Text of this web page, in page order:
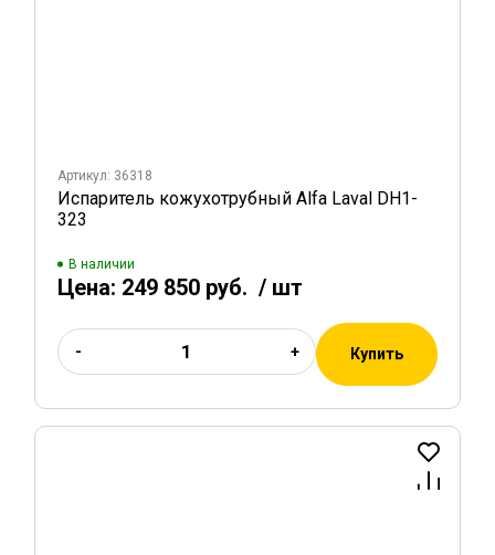
Артикул: 36318
Испаритель кожухотрубный Alfa Laval DH1-
323
В наличии
Цена: 249 850 руб. / шт
- + Купить